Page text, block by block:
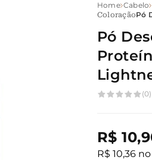
Home Cabelo
ColoraçãoPó
Pó
(0)
R$
R$ 10,36